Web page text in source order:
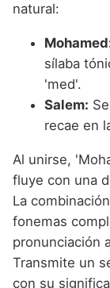
natural:
sílaba
'med'.
Salem:
recae en
Al unirse,
fluye con una
La
fonemas
pronunciación
Transmite un
con su